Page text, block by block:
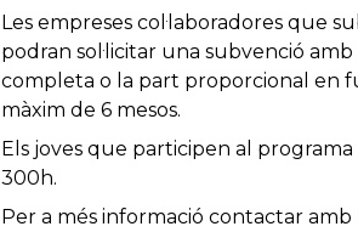
Les empreses col·laboradores que
podran sol·licitar una subvenció
completa o la part proporcional en
màxim de 6 mesos.
Els joves que participen al
300h.
Per a més informació contactar amb